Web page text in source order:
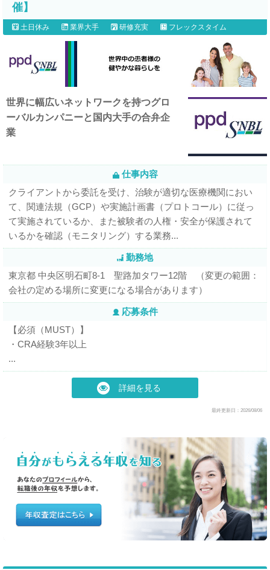
催】
土日休み 業界大手 研修充実 フレックスタイム
世界に幅広いネットワークを持つグロ
ーバルカンパニーと国内大手の合弁企
業
仕事内容
クライアントから委託を受け、治験が適切な医療機関におい
て、関連法規（GCP）や実施計画書（プロトコール）に従っ
て実施されているか、また被験者の人権・安全が保護されて
いるかを確認（モニタリング）する業務...
勤務地
東京都 中央区明石町8-1 聖路加タワー12階 （変更の範囲：
会社の定める場所に変更になる場合があります）
応募条件
【必須（MUST）】
・CRA経験3年以上
...
詳細を見る
最終更新日：2026/08/06